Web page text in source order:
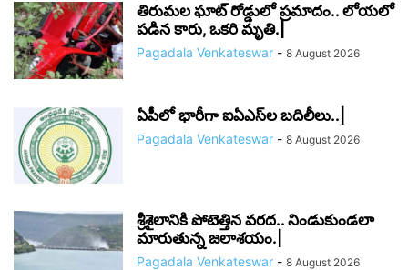
తిరుమల ఘాట్ రోడ్డులో ప్రమాదం.. లోయలో
పడిన కారు, ఒకరి మృతి.|
Pagadala Venkateswar - 8 August 2026
ఏపీలో భారీగా ఐఏఎస్‌ల బదిలీలు..|
Pagadala Venkateswar - 8 August 2026
శ్రీశైలానికి పోటెత్తిన వరద.. నిండుకుండలా
మారుతున్న జలాశయం.|
Pagadala Venkateswar - 8 August 2026